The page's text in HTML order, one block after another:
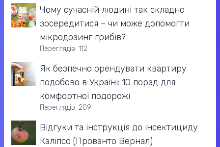
Чому сучасній людині так складно
зосередитися – чи може допомогти
мікродозинг грибів?
Переглядів: 112
Як безпечно орендувати квартиру
подобово в Україні: 10 порад для
комфортної подорожі
Переглядів: 209
Відгуки та інструкція до інсектициду
Каліпсо (Прованто Вернал)